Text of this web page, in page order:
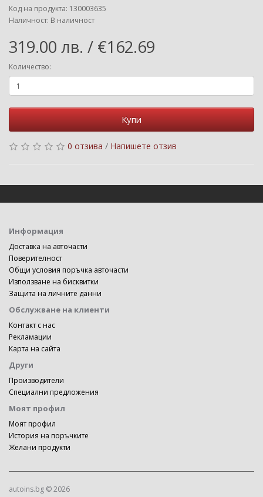
Код на продукта: 130003635
Наличност: В наличност
319.00 лв. / €162.69
Количество:
Купи
0 отзива / Напишете отзив
Информация
Доставка на авточасти
Поверителност
Общи условия поръчка авточасти
Използване на бисквитки
Защита на личните данни
Обслужване на клиенти
Контакт с нас
Рекламации
Карта на сайта
Други
Производители
Специални предложения
Моят профил
Моят профил
История на поръчките
Желани продукти
autoins.bg © 2026